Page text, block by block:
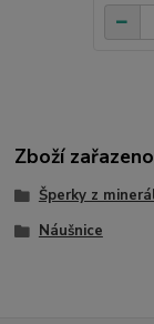
Zboží
Šperky z
Náušnice